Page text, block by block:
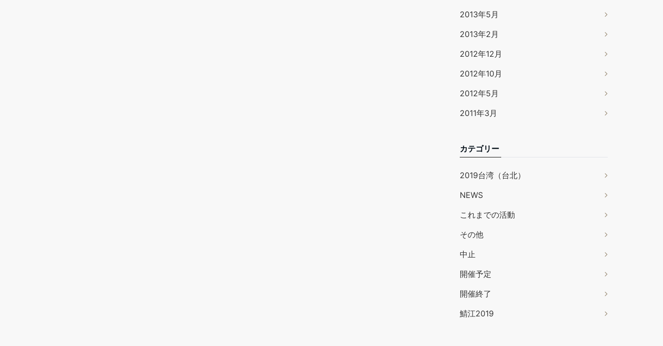
2013年5月
2013年2月
2012年12月
2012年10月
2012年5月
2011年3月
カテゴリー
2019台湾（台北）
NEWS
これまでの活動
その他
中止
開催予定
開催終了
鯖江2019